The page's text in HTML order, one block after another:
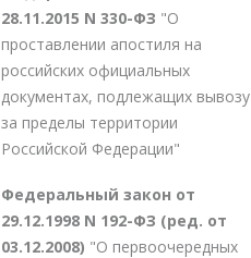
28.11.2015 N 330-ФЗ "О
проставлении апостиля на
российских официальных
документах, подлежащих вывозу
за пределы территории
Российской Федерации"
Федеральный закон от
29.12.1998 N 192-ФЗ (ред. от
03.12.2008) "О первоочередных